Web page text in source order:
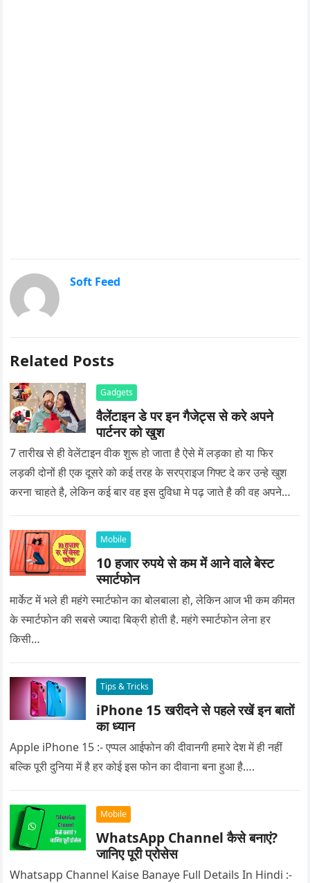
Soft Feed
Related Posts
Gadgets
वैलेंटाइन डे पर इन गैजेट्स से करे अपने
पार्टनर को खुश
7 तारीख से ही वेलेंटाइन वीक शुरू हो जाता है ऐसे में लड़का हो या फिर
लड़की दोनों ही एक दूसरे को कई तरह के सरप्राइज गिफ्ट दे कर उन्हे खुश
करना चाहते है, लेकिन कई बार वह इस दुविधा मे पढ़ जाते है की वह अपने
Mobile
10 हजार रुपये से कम में आने वाले बेस्ट
स्मार्टफोन
मार्केट में भले ही महंगे स्मार्टफोन का बोलबाला हो, लेकिन आज भी कम कीमत
के स्मार्टफोन की सबसे ज्यादा बिक्री होती है. महंगे स्मार्टफोन लेना हर
किसी…
Tips & Tricks
iPhone 15 खरीदने से पहले रखें इन बातों
का ध्यान
Apple iPhone 15 :- एप्पल आईफोन की दीवानगी हमारे देश में ही नहीं
बल्कि पूरी दुनिया में है हर कोई इस फोन का दीवाना बना हुआ है….
Mobile
WhatsApp Channel कैसे बनाएं?
जानिए पूरी प्रोसेस
Whatsapp Channel Kaise Banaye Full Details In Hindi :-